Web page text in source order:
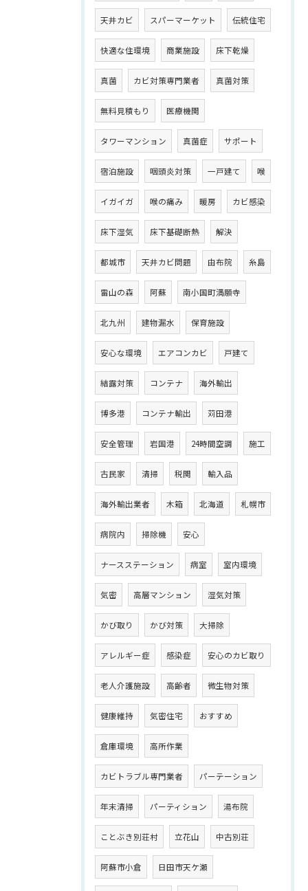
天井カビ スパーマーケット 伝統住宅
快適な住環境 商業施設 床下乾燥
真菌 カビ対策専門業者 真菌対策
無料見積もり 医療機関
タワーマンション 真菌症 サポート
宿泊施設 咽頭炎対策 一戸建て 喉
イガイガ 喉の痛み 暖房 カビ感染
床下湿気 床下基礎断熱 解決
都城市 天井カビ問題 由布院 糸島
雷山の森 阿蘇 南小国町満願寺
北九州 建物漏水 保育施設
安心な環境 エアコンカビ 戸建て
結露対策 コンテナ 海外輸出
博多港 コンテナ輸出 苅田港
安全管理 岩国港 24時間空調 施工
古民家 清掃 税関 輸入品
海外輸出業者 木箱 北海道 札幌市
病院内 掃除機 安心
ナースステーション 病室 室内環境
気密 高層マンション 湿気対策
かび取り かび対策 大掃除
アレルギー症 感染症 安心のカビ取り
老人介護施設 高齢者 微生物対策
健康維持 気密住宅 おすすめ
倉庫環境 高所作業
カビトラブル専門業者 パーテーション
年末清掃 パーティション 湯布院
ことぶき別荘村 立花山 中古別荘
阿蘇市小倉 日田市天ケ瀬